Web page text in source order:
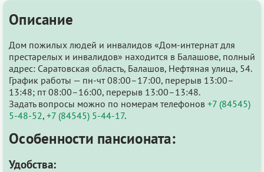
Описание
Дом пожилых людей и инвалидов «Дом-интернат для
престарелых и инвалидов» находится в Балашове, полный
адрес: Саратовская область, Балашов, Нефтяная улица, 54.
График работы — пн-чт 08:00–17:00, перерыв 13:00–
13:48; пт 08:00–16:00, перерыв 13:00–13:48.
Задать вопросы можно по номерам телефонов +7 (84545)
5-48-52, +7 (84545) 5-44-17.
Особенности пансионата:
Удобства: